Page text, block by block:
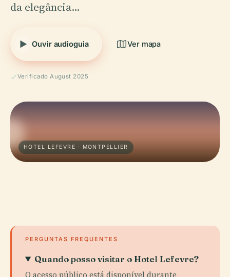
da elegância…
Ouvir audioguia Ver mapa
Verificado August 2025
HOTEL LEFEVRE · MONTPELLIER
PERGUNTAS FREQUENTES
Quando posso visitar o Hotel Lefevre?
O acesso público está disponível durante